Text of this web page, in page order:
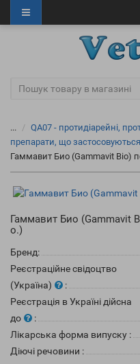
...
QA07 - протидіарейні,
препарати, що
Гаммавит Био (Gammavit Bio)
Гаммавит Био (Gammavit
o.)
Бренд:
Реєстраційне свідоцтво
(Україна)
:
Реєстрація в Україні дійсна
до
:
Лікарська форма випуску :
Діючі речовини :